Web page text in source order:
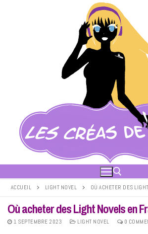
Rechercher :
ACCUEIL LIGHT NOVEL OÙ ACHETER DES
Où acheter des Light Novels en
1 SEPTEMBRE 2023 LIGHT NOVEL 0